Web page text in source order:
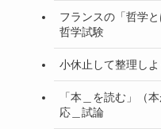
フランスの「哲学
哲学試験
小休止して整理しよ
「本＿を読む」（
応＿試論